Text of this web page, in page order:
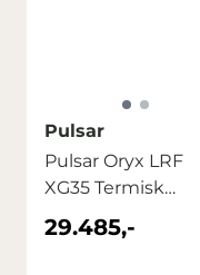
Pulsar
Pulsar Oryx LRF
XG35 Termisk
Kikkert
29.485,-